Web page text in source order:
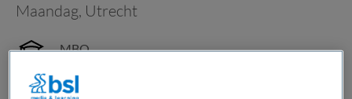
Maandag, Utrecht
MBO
Niet nader bepaald